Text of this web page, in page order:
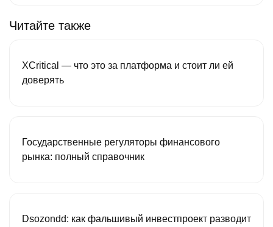
Читайте также
XCritical — что это за платформа и стоит ли ей
доверять
Государственные регуляторы финансового
рынка: полный справочник
Dsozondd: как фальшивый инвестпроект разводит